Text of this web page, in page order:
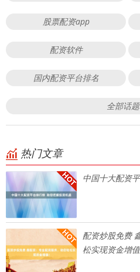
股票配资app
配资软件
国内配资平台排名
全部话
热门文章
配资炒股免费
松实现资金增值